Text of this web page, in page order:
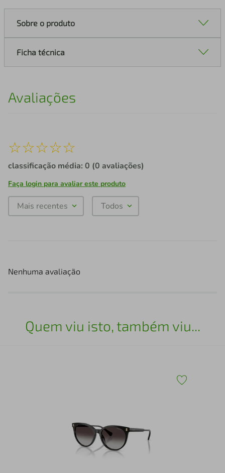
Sobre o produto
Ficha técnica
Avaliações
☆☆☆☆☆
classificação média: 0 (0 avaliações)
Faça login para avaliar este produto
Mais recentes Todos
Nenhuma avaliação
Quem viu isto, também viu...